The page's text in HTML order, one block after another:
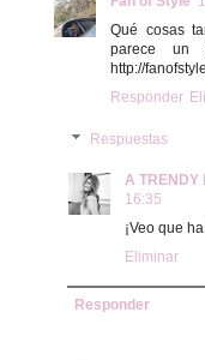
Qué cosas
parece un
http://
Responder
Respuestas
A TRENDY
16:35
¡Veo que
Eliminar
Responder